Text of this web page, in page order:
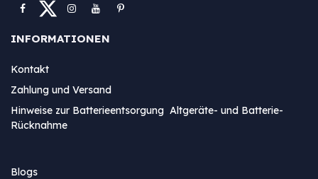
INFORMATIONEN
Kontakt
Zahlung und Versand
Hinweise zur Batterieentsorgung Altgeräte- und Batterie-
Rücknahme
Blogs